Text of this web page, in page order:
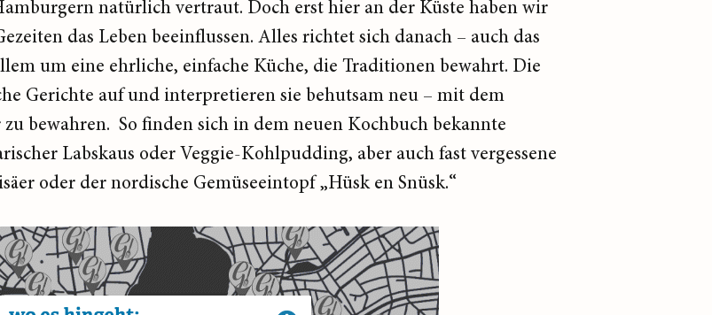
natürlich vertraut. Doch erst hier an der Küste haben wir
das Leben beeinflussen. Alles richtet sich danach – auch das
um eine ehrliche, einfache Küche, die Traditionen bewahrt. Die
Gerichte auf und interpretieren sie behutsam neu – mit dem
bewahren. So finden sich in dem neuen Kochbuch bekannte
Labskaus oder Veggie-Kohlpudding, aber auch fast vergessene
oder der nordische Gemüseeintopf „Hüsk en Snüsk.“